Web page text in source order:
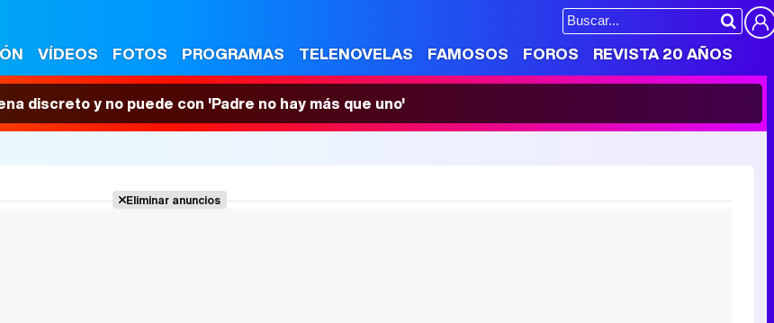
VÍDEOS FOTOS PROGRAMAS TELENOVELAS FAMOSOS FOROS REVISTA 20 AÑOS
discreto y no puede con 'Padre no hay más que uno'
Eliminar anuncios